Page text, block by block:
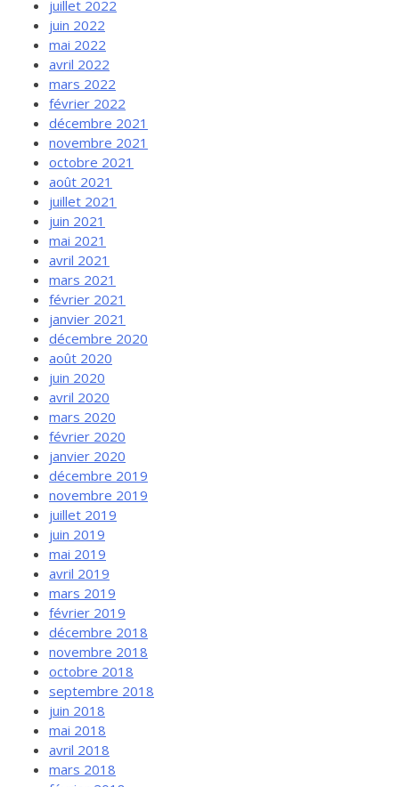
juillet 2022
juin 2022
mai 2022
avril 2022
mars 2022
février 2022
décembre 2021
novembre 2021
octobre 2021
août 2021
juillet 2021
juin 2021
mai 2021
avril 2021
mars 2021
février 2021
janvier 2021
décembre 2020
août 2020
juin 2020
avril 2020
mars 2020
février 2020
janvier 2020
décembre 2019
novembre 2019
juillet 2019
juin 2019
mai 2019
avril 2019
mars 2019
février 2019
décembre 2018
novembre 2018
octobre 2018
septembre 2018
juin 2018
mai 2018
avril 2018
mars 2018